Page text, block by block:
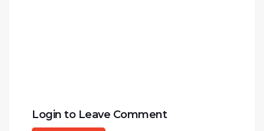
Login to Leave Comment